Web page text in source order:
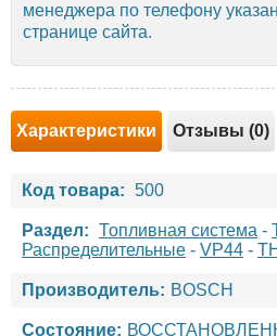
менеджера по телефону
странице сайта.
Характеристики Отзывы (0)
Код товара: 500
Раздел: Топливная система -
Распределительные - VP44 -
Производитель: BOSCH
Состояние: